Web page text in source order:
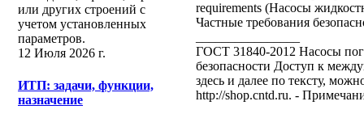
или других строений с
учетом установленных
параметров.
12 Июля 2026 г.
ИТП: задачи, функции,
назначение
requirements (Насосы
Частные требования
ГОСТ 31840-2012 Насосы
безопасности Доступ к
здесь и далее по тексту,
http://shop.cntd.ru. -